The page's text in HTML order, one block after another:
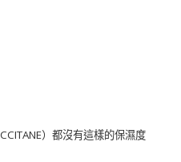
）都沒有這樣的保濕度